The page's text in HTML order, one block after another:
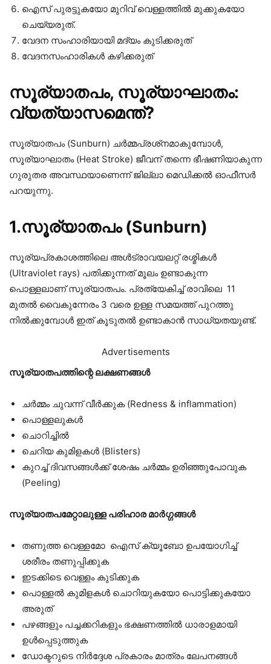
ഐസ് പുരട്ടുകയോ മുറിവ് വെള്ളത്തിൽ മുക്കുകയോ
ചെയ്യരുത്.
വേദന സംഹാരിയായി മദ്യം കുടിക്കരുത്
വേദനസംഹാരികൾ കഴിക്കരുത്
സൂര്യാതപം, സൂര്യാഘാതം:
വ്യത്യാസമെന്ത്?
സൂര്യാതപം (Sunburn) ചർമ്മപ്രശ്‌നമാകുമ്പോൾ,
സൂര്യാഘാതം (Heat Stroke) ജീവന് തന്നെ ഭീഷണിയാകുന്ന
ഗുരുതര അവസ്ഥയാണെന്ന് ജില്ലാ മെഡിക്കൽ ഓഫീസർ
പറയുന്നു.
1.സൂര്യാതപം (Sunburn)
സൂര്യപ്രകാശത്തിലെ അൾട്രാവയലറ്റ് രശ്മ‌ികൾ
(Ultraviolet rays) പതിക്കുന്നത് മൂലം ഉണ്ടാകുന്ന
പൊള്ളലാണ് സൂര്യാതപം. പ്രത്യേകിച്ച് രാവിലെ 11
മുതൽ വൈകുന്നേരം 3 വരെ ഉള്ള സമയത്ത് പുറത്തു
നിൽക്കുമ്പോൾ ഇത് കൂടുതൽ ഉണ്ടാകാൻ സാധ്യതയുണ്ട്.
Advertisements
സൂര്യാതപത്തിന്റെ ലക്ഷണങ്ങൾ
ചർമ്മം ചുവന്ന് വീർക്കുക (Redness & inflammation)
പൊള്ളലുകൾ
ചൊറിച്ചിൽ
ചെറിയ കുമിളകൾ (Blisters)
കുറച്ച് ദിവസങ്ങൾക്ക് ശേഷം ചർമ്മം ഉരിഞ്ഞുപോവുക
(Peeling)
സൂര്യാതപമേറ്റാലുള്ള പരിഹാര മാർഗ്ഗങ്ങൾ
തണുത്ത വെള്ളമോ ഐസ് ക്യൂബോ ഉപയോഗിച്ച്
ശരീരം തണുപ്പിക്കുക
ഇടക്കിടെ വെള്ളം കുടിക്കുക
പൊള്ളൽ കുമിളകൾ ചൊറിയുകയോ പൊട്ടിക്കുകയോ
അരുത്
പഴങ്ങളും പച്ചക്കറികളും ഭക്ഷണത്തിൽ ധാരാളമായി
ഉൾപ്പെടുത്തുക
ഡോക്ടറുടെ നിർദ്ദേശ പ്രകാരം മാത്രം ലേപനങ്ങൾ